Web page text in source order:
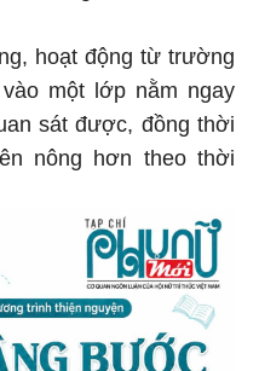
hoạt động từ trường
một lớp nằm ngay
sát được, đồng thời
nông hơn theo thời